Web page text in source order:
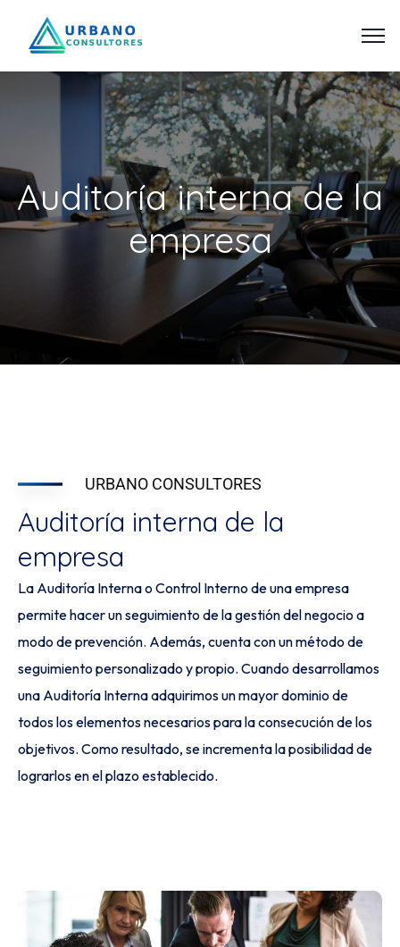
Auditoría interna de la
empresa
URBANO CONSULTORES
Auditoría interna de la
empresa
La Auditoría Interna o Control Interno de una empresa
permite hacer un seguimiento de la gestión del negocio a
modo de prevención. Además, cuenta con un método de
seguimiento personalizado y propio. Cuando desarrollamos
una Auditoría Interna adquirimos un mayor dominio de
todos los elementos necesarios para la consecución de los
objetivos. Como resultado, se incrementa la posibilidad de
lograrlos en el plazo establecido.